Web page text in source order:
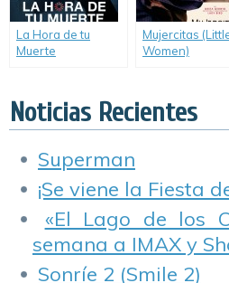
La Hora de tu
Muerte
Mujercitas
Women)
Noticias Recientes
Superman
¡Se viene la Fiesta
«El Lago de los
semana a IMAX y
Sonríe 2 (Smile 2)